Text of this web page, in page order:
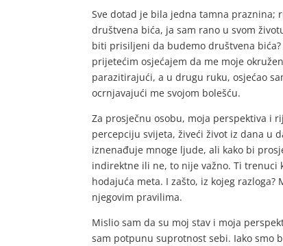
Sve dotad je bila jedna tamna
društvena bića, ja sam rano u svom
biti prisiljeni da budemo društvena
prijetećim osjećajem da me moje
parazitirajući, a u drugu ruku, osjećao
ocrnjavajući me svojom bolešću.
Za prosječnu osobu, moja perspektiva i
percepciju svijeta, živeći život iz dana u
iznenađuje mnoge ljude, ali kako bi
indirektne ili ne, to nije važno. Ti trenuci
hodajuća meta. I zašto, iz kojeg
njegovim pravilima.
Mislio sam da su moj stav i moja
sam potpunu suprotnost sebi. Iako smo